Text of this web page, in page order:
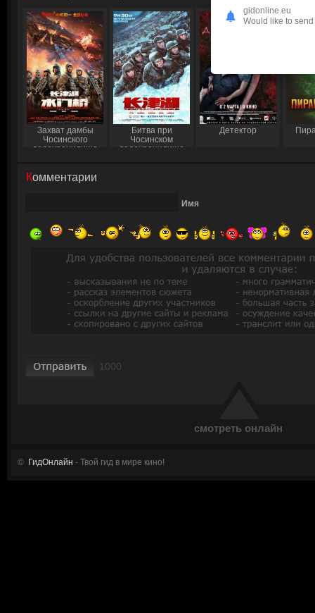
смотреть онлайн
Захват дамбы
Чосинского
водохранилища
Битва при
Чосинском
водохранилище
Детектор
Комментарии
Имя
© ГидОнлайн - Твой гид в мире кино!
gidonline.eu
Would like to